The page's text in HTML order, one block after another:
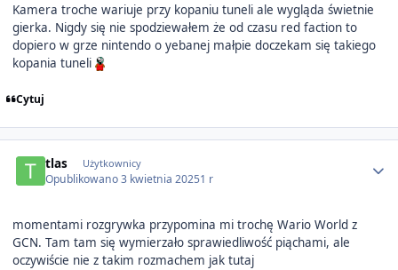
Kamera troche wariuje przy kopaniu tuneli ale wygląda świetnie
gierka. Nigdy się nie spodziewałem że od czasu red faction to
dopiero w grze nintendo o yebanej małpie doczekam się takiego
kopania tuneli
Cytuj
tlas Użytkownicy
Opublikowano3 kwietnia 20251 r
momentami rozgrywka przypomina mi trochę Wario World z
GCN. Tam tam się wymierzało sprawiedliwość piąchami, ale
oczywiście nie z takim rozmachem jak tutaj